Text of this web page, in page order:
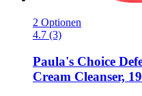
2 Optionen
4.7 (3)
Paula's Choice
Cream Cleanser,